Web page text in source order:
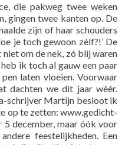
die pakweg twee weken
gingen twee kanten op. De
zijn of haar schouders
je toch gewoon zélf?!’ De
om de nek, zó blij waren
ik toch al gauw een paar
laten vloeien. Voorwaar
dachten we dit jaar wéér.
schrijver Martijn besloot ik
op te zetten: www.gedicht-
december, maar óók voor
feestelijkheden. Een